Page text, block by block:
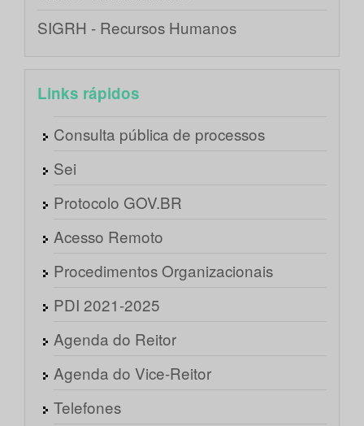
SIGRH - Recursos Humanos
Links rápidos
Consulta pública de processos
Sei
Protocolo GOV.BR
Acesso Remoto
Procedimentos Organizacionais
PDI 2021-2025
Agenda do Reitor
Agenda do Vice-Reitor
Telefones